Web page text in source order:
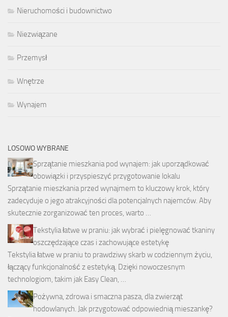
Nieruchomości i budownictwo
Niezwiązane
Przemysł
Wnętrze
Wynajem
LOSOWO WYBRANE
Sprzątanie mieszkania pod wynajem: jak uporządkować
obowiązki i przyspieszyć przygotowanie lokalu
Sprzątanie mieszkania przed wynajmem to kluczowy krok, który
zadecyduje o jego atrakcyjności dla potencjalnych najemców. Aby
skutecznie zorganizować ten proces, warto …
Tekstylia łatwe w praniu: jak wybrać i pielęgnować tkaniny
oszczędzające czas i zachowujące estetykę
Tekstylia łatwe w praniu to prawdziwy skarb w codziennym życiu,
łączący funkcjonalność z estetyką. Dzięki nowoczesnym
technologiom, takim jak Easy Clean, …
Pożywna, zdrowa i smaczna pasza, dla zwierząt
hodowlanych. Jak przygotować odpowiednią mieszankę?